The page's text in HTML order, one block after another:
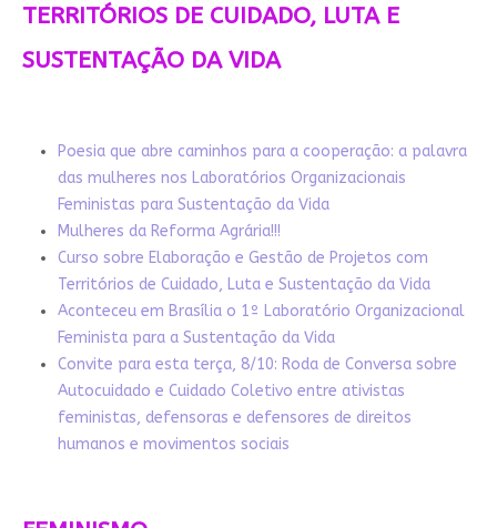
TERRITÓRIOS DE CUIDADO, LUTA E
SUSTENTAÇÃO DA VIDA
Poesia que abre caminhos para a cooperação: a palavra
das mulheres nos Laboratórios Organizacionais
Feministas para Sustentação da Vida
Mulheres da Reforma Agrária!!!
Curso sobre Elaboração e Gestão de Projetos com
Territórios de Cuidado, Luta e Sustentação da Vida
Aconteceu em Brasília o 1º Laboratório Organizacional
Feminista para a Sustentação da Vida
Convite para esta terça, 8/10: Roda de Conversa sobre
Autocuidado e Cuidado Coletivo entre ativistas
feministas, defensoras e defensores de direitos
humanos e movimentos sociais